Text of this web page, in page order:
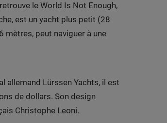
le World Is Not Enough,
est un yacht plus petit (28
peut naviguer à une
allemand Lürssen Yachts, il est
de dollars. Son design
Christophe Leoni.